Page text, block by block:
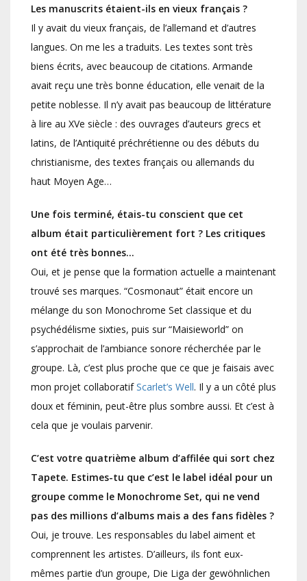
Les manuscrits étaient-ils en vieux français ?
Il y avait du vieux français, de l’allemand et d’autres
langues. On me les a traduits. Les textes sont très
biens écrits, avec beaucoup de citations. Armande
avait reçu une très bonne éducation, elle venait de la
petite noblesse. Il n’y avait pas beaucoup de littérature
à lire au XVe siècle : des ouvrages d’auteurs grecs et
latins, de l’Antiquité préchrétienne ou des débuts du
christianisme, des textes français ou allemands du
haut Moyen Age…
Une fois terminé, étais-tu conscient que cet
album était particulièrement fort ? Les critiques
ont été très bonnes…
Oui, et je pense que la formation actuelle a maintenant
trouvé ses marques. “Cosmonaut” était encore un
mélange du son Monochrome Set classique et du
psychédélisme sixties, puis sur “Maisieworld” on
s’approchait de l’ambiance sonore récherchée par le
groupe. Là, c’est plus proche que ce que je faisais avec
mon projet collaboratifScarlet’s Well. Il y a un côté plus
doux et féminin, peut-être plus sombre aussi. Et c’est à
cela que je voulais parvenir.
C’est votre quatrième album d’affilée qui sort chez
Tapete. Estimes-tu que c’est le label idéal pour un
groupe comme le Monochrome Set, qui ne vend
pas des millions d’albums mais a des fans fidèles ?
Oui, je trouve. Les responsables du label aiment et
comprennent les artistes. D’ailleurs, ils font eux-
mêmes partie d’un groupe, Die Liga der gewöhnlichen